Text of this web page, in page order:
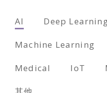
AI Deep
Machine Learning
Medical IoT